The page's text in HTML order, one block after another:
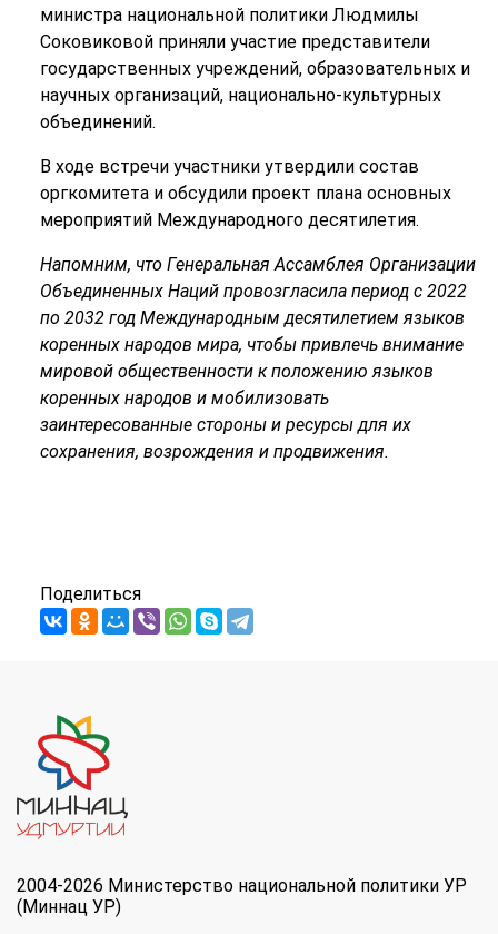
министра национальной политики Людмилы
Соковиковой приняли участие представители
государственных учреждений, образовательных и
научных организаций, национально-культурных
объединений.
В ходе встречи участники утвердили состав
оргкомитета и обсудили проект плана основных
мероприятий Международного десятилетия.
Напомним, что Генеральная Ассамблея Организации
Объединенных Наций провозгласила период с 2022
по 2032 год Международным десятилетием языков
коренных народов мира, чтобы привлечь внимание
мировой общественности к положению языков
коренных народов и мобилизовать
заинтересованные стороны и ресурсы для их
сохранения, возрождения и продвижения.
Поделиться
2004-2026 Министерство национальной политики УР
(Миннац УР)